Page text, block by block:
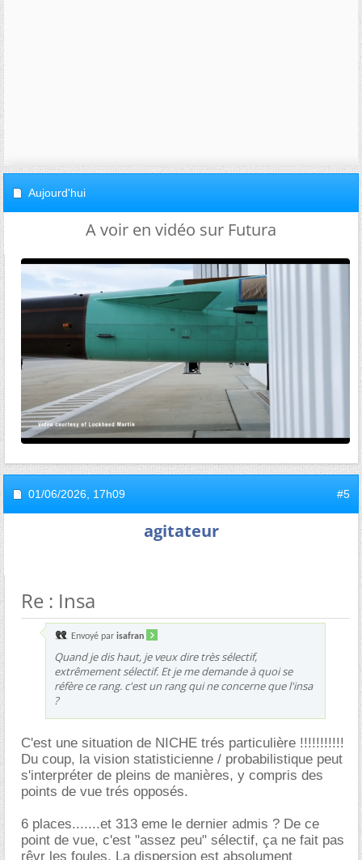
Aujourd'hui
A voir en vidéo sur Futura
01/06/2026, 17h09 #5
agitateur
Re : Insa
Envoyé par isafran
Quand je dis haut, je veux dire très sélectif,
extrêmement sélectif. Et je me demande à quoi se
réfère ce rang. c'est un rang qui ne concerne que l'insa
?
C'est une situation de NICHE trés particulière !!!!!!!!!!!
Du coup, la vision statisticienne / probabilistique peut
s'interpréter de pleins de manières, y compris des
points de vue trés opposés.
6 places.......et 313 eme le dernier admis ? De ce
point de vue, c'est "assez peu" sélectif, ça ne fait pas
rêvr les foules. La dispersion est absolument